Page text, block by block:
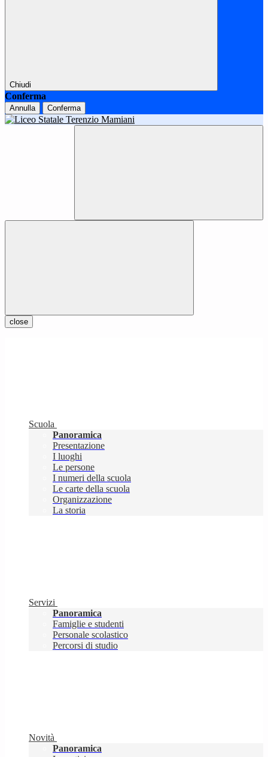
Chiudi
Conferma
Annulla Conferma
close
Scuola
Panoramica
Presentazione
I luoghi
Le persone
I numeri della scuola
Le carte della scuola
Organizzazione
La storia
Servizi
Panoramica
Famiglie e studenti
Personale scolastico
Percorsi di studio
Novità
Panoramica